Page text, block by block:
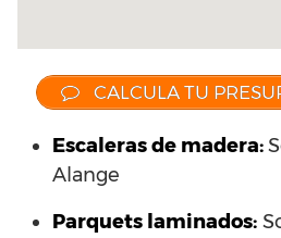
CALCULA TU
Escaleras de madera:
Alange
Parquets laminados: